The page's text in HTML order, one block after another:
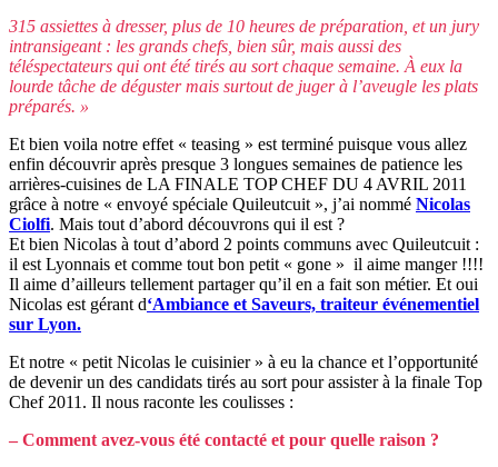
315 assiettes à dresser, plus de 10 heures de préparation, et un jury
intransigeant : les grands chefs, bien sûr, mais aussi des
téléspectateurs qui ont été tirés au sort chaque semaine. À eux la
lourde tâche de déguster mais surtout de juger à l’aveugle les plats
préparés. »
Et bien voila notre effet « teasing » est terminé puisque vous allez
enfin découvrir après presque 3 longues semaines de patience les
arrières-cuisines de LA FINALE TOP CHEF DU 4 AVRIL 2011
grâce à notre « envoyé spéciale Quileutcuit », j’ai nommé Nicolas
Ciolfi. Mais tout d’abord découvrons qui il est ?
Et bien Nicolas à tout d’abord 2 points communs avec Quileutcuit :
il est Lyonnais et comme tout bon petit « gone » il aime manger !!!!
Il aime d’ailleurs tellement partager qu’il en a fait son métier. Et oui
Nicolas est gérant d‘Ambiance et Saveurs, traiteur événementiel
sur Lyon.
Et notre « petit Nicolas le cuisinier » à eu la chance et l’opportunité
de devenir un des candidats tirés au sort pour assister à la finale Top
Chef 2011. Il nous raconte les coulisses :
– Comment avez-vous été contacté et pour quelle raison ?